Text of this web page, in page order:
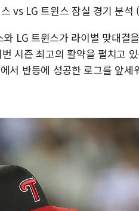
vs LG 트윈스 잠실 경기 분석
LG 트윈스가 라이벌 맞대결
시즌 최고의 활약을 펼치고
서 반등에 성공한 로그를 앞세